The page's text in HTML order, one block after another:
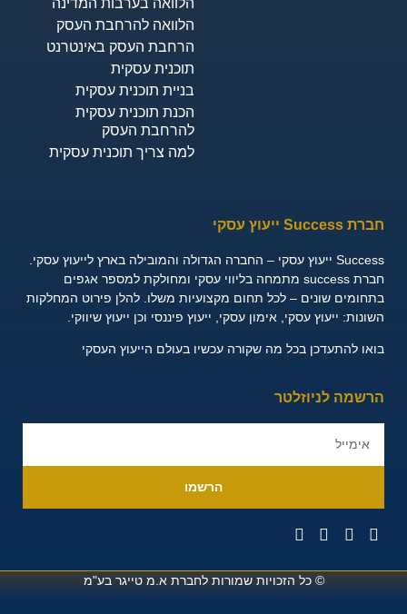
הלוואה להרחבת העסק
הרחבת העסק באינטרנט
תוכנית עסקית
בניית תוכנית עסקית
הכנת תוכנית עסקית
להרחבת העסק
למה צריך תוכנית עסקית
חברת Success ייעוץ עסקי
Success ייעוץ עסקי – החברה הגדולה והמובילה בארץ לייעוץ עסקי.
חברת success מתמחה בליווי עסקי ומחולקת למספר אגפים
בתחומים שונים – לכל תחום מקצועיות משלו. להלן פירוט המחלקות
השונות: ייעוץ עסקי, אימון עסקי, ייעוץ פיננסי וכן ייעוץ שיווקי.
בואו להתעדכן בכל מה שקורה עכשיו בעולם הייעוץ העסקי
הרשמה לניוזלטר
הרשמו
© כל הזכויות שמורות לחברת א.מ טייגר בע"מ